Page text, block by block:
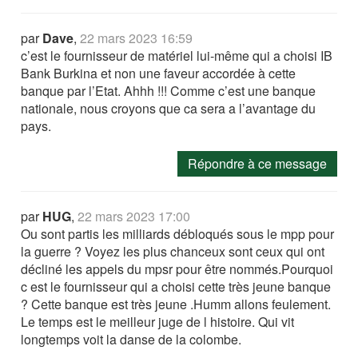
parDave,22 mars 2023 16:59
c’est le fournisseur de matériel lui-même qui a choisi IB
Bank Burkina et non une faveur accordée à cette
banque par l’Etat. Ahhh !!! Comme c’est une banque
nationale, nous croyons que ca sera a l’avantage du
pays.
Répondre à ce message
parHUG,22 mars 2023 17:00
Ou sont partis les milliards débloqués sous le mpp pour
la guerre ? Voyez les plus chanceux sont ceux qui ont
décliné les appels du mpsr pour être nommés.Pourquoi
c est le fournisseur qui a choisi cette très jeune banque
? Cette banque est très jeune .Humm allons feulement.
Le temps est le meilleur juge de l histoire. Qui vit
longtemps voit la danse de la colombe.